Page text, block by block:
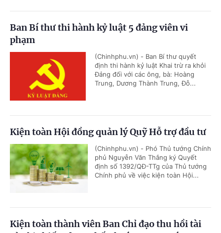
Ban Bí thư thi hành kỷ luật 5 đảng viên vi
phạm
(Chinhphu.vn) - Ban Bí thư quyết
định thi hành kỷ luật Khai trừ ra khỏi
Đảng đối với các ông, bà: Hoàng
Trung, Dương Thành Trung, Đỗ...
Kiện toàn Hội đồng quản lý Quỹ Hỗ trợ đầu tư
(Chinhphu.vn) - Phó Thủ tướng Chính
phủ Nguyễn Văn Thắng ký Quyết
định số 1392/QĐ-TTg của Thủ tướng
Chính phủ về việc kiện toàn Hội...
Kiện toàn thành viên Ban Chỉ đạo thu hồi tài